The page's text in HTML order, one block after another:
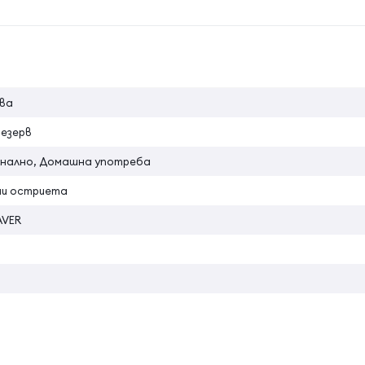
на машинката за подстригване.
Домашна употреба
остриета